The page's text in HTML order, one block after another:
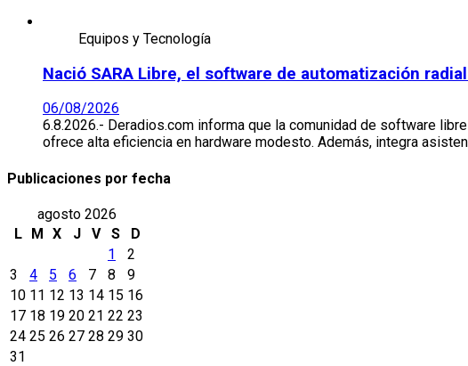
Equipos y Tecnología
Nació SARA Libre, el software de automatización
06/08/2026
6.8.2026.- Deradios.com informa que la comunidad de software
ofrece alta eficiencia en hardware modesto. Además, integra
Publicaciones por fecha
agosto 2026
L
M X J V S
D
1
2
3
4 5 6 7 8
9
10 11 12 13 14 15 16
17 18 19 20 21 22 23
24 25 26 27 28 29 30
31